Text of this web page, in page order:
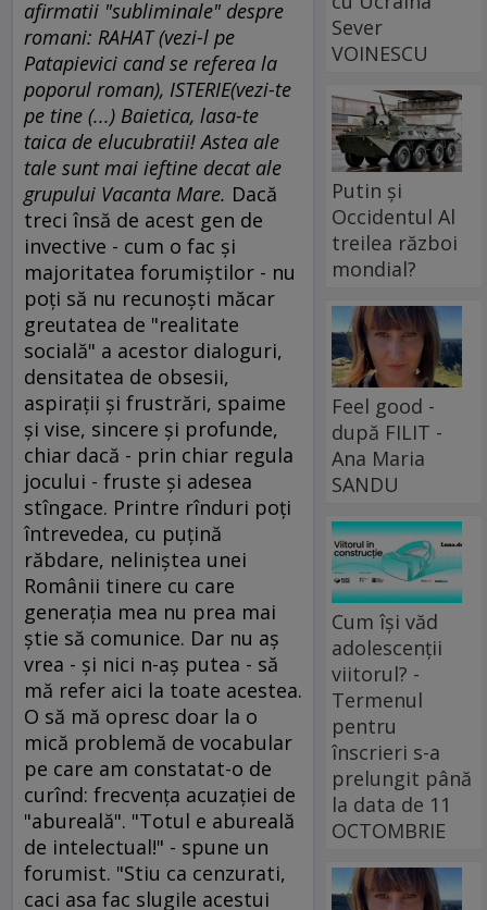
afirmatii "subliminale" despre
romani: RAHAT (vezi-l pe
Patapievici cand se referea la
poporul roman), ISTERIE(vezi-te
pe tine (...) Baietica, lasa-te
taica de elucubratii! Astea ale
tale sunt mai ieftine decat ale
grupului Vacanta Mare. Dacă
treci însă de acest gen de
invective - cum o fac şi
majoritatea forumiştilor - nu
poţi să nu recunoşti măcar
greutatea de "realitate
socială" a acestor dialoguri,
densitatea de obsesii,
aspiraţii şi frustrări, spaime
şi vise, sincere şi profunde,
chiar dacă - prin chiar regula
jocului - fruste şi adesea
stîngace. Printre rînduri poţi
întrevedea, cu puţină
răbdare, neliniştea unei
Românii tinere cu care
generaţia mea nu prea mai
ştie să comunice. Dar nu aş
vrea - şi nici n-aş putea - să
mă refer aici la toate acestea.
O să mă opresc doar la o
mică problemă de vocabular
pe care am constatat-o de
curînd: frecvenţa acuzaţiei de
"abureală". "Totul e abureală
de intelectual!" - spune un
forumist. "Stiu ca cenzurati,
caci asa fac slugile acestui
Sever
VOINESCU
Putin și
Occidentul Al
treilea război
mondial?
Feel good -
după FILIT -
Ana Maria
SANDU
Cum își văd
adolescenții
viitorul? -
Termenul
pentru
înscrieri s-a
prelungit până
la data de 11
OCTOMBRIE